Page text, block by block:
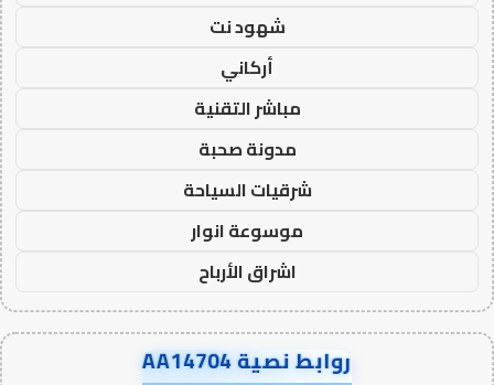
شهود نت
أركاني
مباشر التقنية
مدونة صحبة
شرقيات السياحة
موسوعة انوار
اشراق الأرباح
روابط نصية AA14704